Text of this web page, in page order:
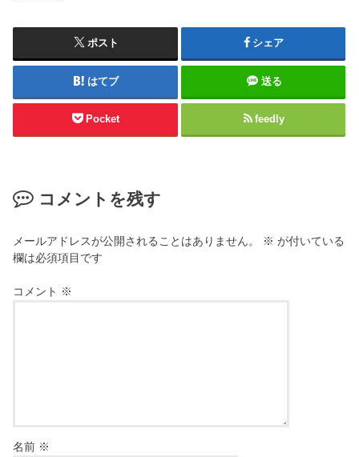
ポスト シェア
はてブ 送る
Pocket feedly
コメントを残す
メールアドレスが公開されることはありません。 ※ が付いている
欄は必須項目です
コメント ※
名前 ※